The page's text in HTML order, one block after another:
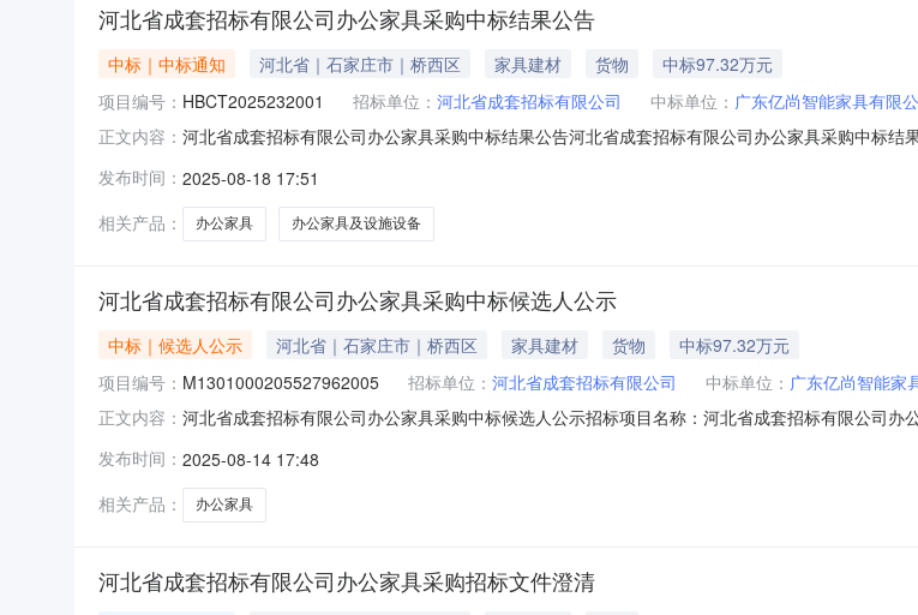
河北省成套招标有限公司办公家具采购中标结果公告
中标｜中标通知 河北省｜石家庄市｜桥西区 家具建材 货物
中标97.32万元
项目编号： HBCT2025232001 招标单位： 河北省成套招标有限公司 中标单位： 广东亿尚智能家具有限
正文内容： 河北省成套招标有限公司办公家具采购中标结果公告河北省成套招标有限公司办公家具采购中标
要求；质量承诺：满足招标文件要求。招标人名称：河北省成套招标有限公司招标代理机构：河
话：0311-830869
发布时间： 2025-08-18 17:51
相关产品：
办公家具 办公家具及设施设备
河北省成套招标有限公司办公家具采购中标候选人公示
中标｜候选人公示 河北省｜石家庄市｜桥西区 家具建材 货物
中标97.32万元
项目编号： M1301000205527962005 招标单位： 河北省成套招标有限公司 中标单位： 广东亿尚智能家
正文内容： 河北省成套招标有限公司办公家具采购中标候选人公示招标项目名称：河北省成套招标有限公司
省·石家庄市·桥西区开标时间：2025-08-1309:30开标地点：E招冀成公示开始日期：2025-08-14公
发布时间： 2025-08-14 17:48
相关产品：
办公家具
河北省成套招标有限公司办公家具采购招标文件澄清